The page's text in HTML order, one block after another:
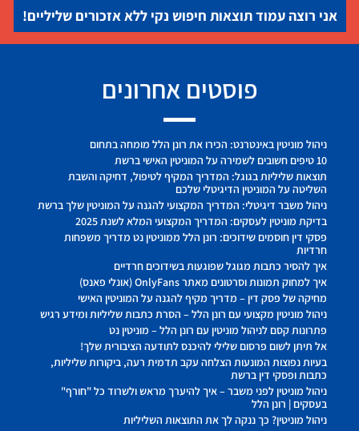
אני רוצה עמוד תוצאות חיפוש נקי ללא אזכורים שליליים!
פוסטים אחרונים
ניהול מוניטין באינטרנט: הכירו את רונן הלל מומחה בתחום
10 טיפים חשובים לשמירה על המוניטין האישי ברשת
תוצאות שליליות בגוגל: המדריך המקיף לטיפול, דחיקה והשבת
השליטה על המוניטין הדיגיטלי שלכם
ניהול משבר דיגיטלי: המדריך המקצועי להגנה על המוניטין שלך ברשת
בדיקת מוניטין לעסקים: המדריך המקצועי המלא לשנת 2025
פסקי דין חוסמים שידוכים: רונן הלל ממוניטין נט מדריך משפחות
חרדיות
איך להסיר כתבות מגוגל שפוגעות בשידוכים חרדיים
איך למחוק תמונות וסרטונים מאתר OnlyFans (אונלי פאנס)
מחיקה של פסק דין – מדריך מקיף להגנה על המוניטין האישי
ניהול מוניטין מקצועי עם רונן הלל – הסרת כתבות שליליות ומידע רגיש
פתרונות קסם לניהול מוניטין עם רונן הלל – מוניטין נט
אל תיתן לשום פרסום שלילי להיכנס לתודעה הציבורית שלך!
בעיות נפוצות המונעות הצלחה עקב תדמית רעה, ביקורות שליליות,
כתבות ופסקי דין ברשת
ניהול מוניטין לפני משבר – איך להיערך מראש ולשרוד כל "חורף"
בעסקים | רונן הלל
ניהול מוניטין? כך ננקה לך את התוצאות השליליות